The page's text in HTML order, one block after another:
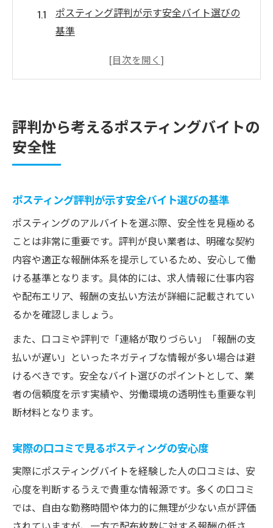
ポスティング評判が示す安全バイト選びの
基準
実際の口コミで見るポスティングの安心度
ポスティングのトラブル事例と回避ポイン
ト
ポスティングは怪しいのか評判から検証
怪しいポスティング案件の見分け方と注意
点
口コミ比較で判明したポスティングの実態
ポスティングバイトの安全性と疑問の解消
法
収入も安心も実現するポスティング選び
ポスティングで安心して稼ぐための評判活
用術
収入を得やすいポスティング案件の特徴
ポスティングで安定収入を目指すポイント
評判を参考にした失敗しない案件選び
配布費用や報酬の現実を知るための道しるべ
ポスティング配布費用と報酬の実際を解説
評判から考えるポスティングバイトの
安全性
ポスティング評判が示す安全バイト選びの基準
ポスティングのアルバイトを選ぶ際、安全性を見極める
ことは非常に重要です。評判が良い業者は、明確な契約
内容や適正な報酬体系を提示しているため、安心して働
ける基準となります。具体的には、求人情報に仕事内容
や配布エリア、報酬の支払い方法が詳細に記載されてい
るかを確認しましょう。
また、口コミや評判で「連絡が取りづらい」「報酬の支
払いが遅い」といったネガティブな情報が多い場合は避
けるべきです。安全なバイト選びのポイントとして、業
者の信頼度を示す実績や、労働環境の透明性も重要な判
断材料となります。
実際の口コミで見るポスティングの安心度
実際にポスティングバイトを経験した人の口コミは、安
心度を判断するうえで貴重な情報源です。多くの口コミ
では、自由な勤務時間や体力的に無理が少ない点が評価